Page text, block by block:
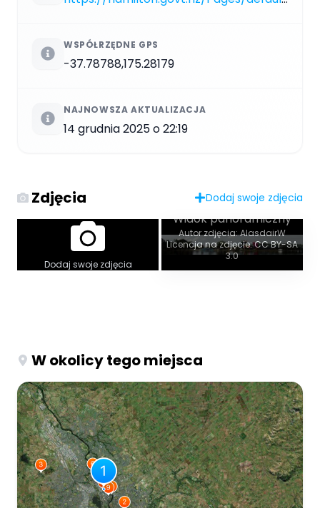
WSPÓŁRZĘDNE GPS
-37.78788,175.28179
NAJNOWSZA AKTUALIZACJA
14 grudnia 2025 o 22:19
Zdjęcia Dodaj swoje zdjęcia
Dodaj swoje zdjęcia
Widok panoramiczny
Autor zdjęcia: AlasdairW
Licencja na zdjęcie: CC BY-SA
3.0
W okolicy tego miejsca